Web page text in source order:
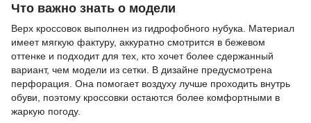
Что важно знать о модели
Верх кроссовок выполнен из гидрофобного нубука. Материал
имеет мягкую фактуру, аккуратно смотрится в бежевом
оттенке и подходит для тех, кто хочет более сдержанный
вариант, чем модели из сетки. В дизайне предусмотрена
перфорация. Она помогает воздуху лучше проходить внутрь
обуви, поэтому кроссовки остаются более комфортными в
жаркую погоду.